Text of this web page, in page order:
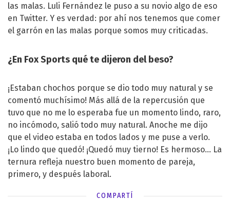
las malas. Luli Fernández le puso a su novio algo de eso
en Twitter. Y es verdad: por ahí nos tenemos que comer
el garrón en las malas porque somos muy criticadas.
¿En Fox Sports qué te dijeron del beso?
¡Estaban chochos porque se dio todo muy natural y se
comentó muchísimo! Más allá de la repercusión que
tuvo que no me lo esperaba fue un momento lindo, raro,
no incómodo, salió todo muy natural. Anoche me dijo
que el video estaba en todos lados y me puse a verlo.
¡Lo lindo que quedó! ¡Quedó muy tierno! Es hermoso… La
ternura refleja nuestro buen momento de pareja,
primero, y después laboral.
COMPARTÍ